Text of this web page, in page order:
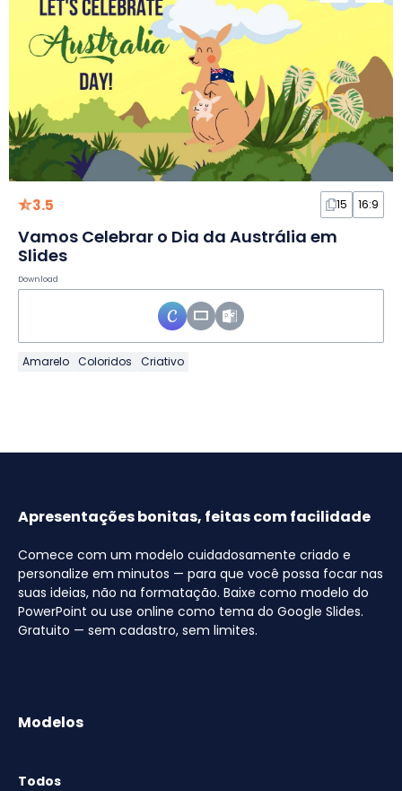
3.5 15 16:9
Vamos Celebrar o Dia da Austrália em
Slides
Download
Amarelo Coloridos Criativo
Apresentações bonitas, feitas com facilidade
Comece com um modelo cuidadosamente criado e
personalize em minutos — para que você possa focar nas
suas ideias, não na formatação. Baixe como modelo do
PowerPoint ou use online como tema do Google Slides.
Gratuito — sem cadastro, sem limites.
Modelos
Todos